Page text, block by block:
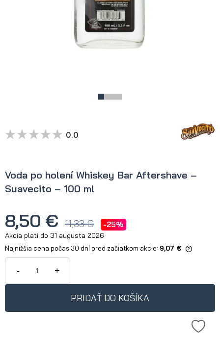
Voda po holení Whiskey Bar Aftershave –
Suavecito – 100 ml
0.0
8,50 € 11,33 € -25%
Akcia platí do 31 augusta 2026
Najnižšia cena počas 30 dní pred začiatkom akcie: 9,07 €
uvedený na trh.
- +
PRIDAŤ DO KOŠÍKA